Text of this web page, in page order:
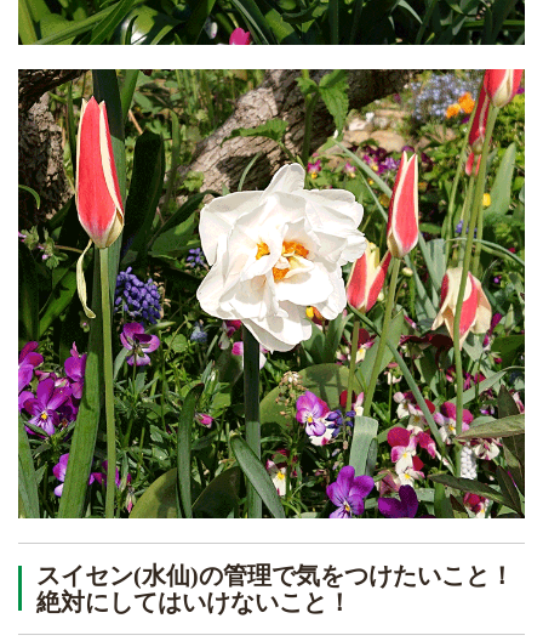
スイセン(水仙)の管理で気をつけたいこと！
絶対にしてはいけないこと！